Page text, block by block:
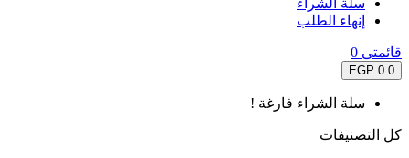
سلة الشراء
إنهاء الطلب
قائمتى 0
0
0 EGP
سلة الشراء فارغة !
كل التصنيفات